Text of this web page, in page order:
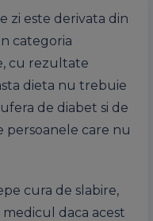
zi este derivata din
categoria
cu rezultate
dieta nu trebuie
de diabet si de
persoanele care nu
cura de slabire,
daca acest